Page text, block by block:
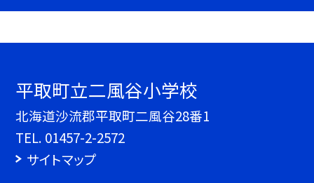
平取町立二風谷小学校
北海道沙流郡平取町二風谷28番1
TEL. 01457-2-2572
サイトマップ